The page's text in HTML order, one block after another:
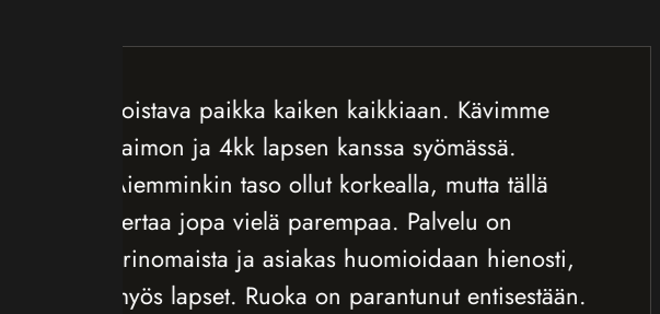
paikka kaiken kaikkiaan. Kävimme
4kk lapsen kanssa syömässä.
taso ollut korkealla, mutta tällä
vielä parempaa. Palvelu on
ja asiakas huomioidaan hienosti,
Ruoka on parantunut entisestään.
Italialaisia
Tunnelma
pöydät